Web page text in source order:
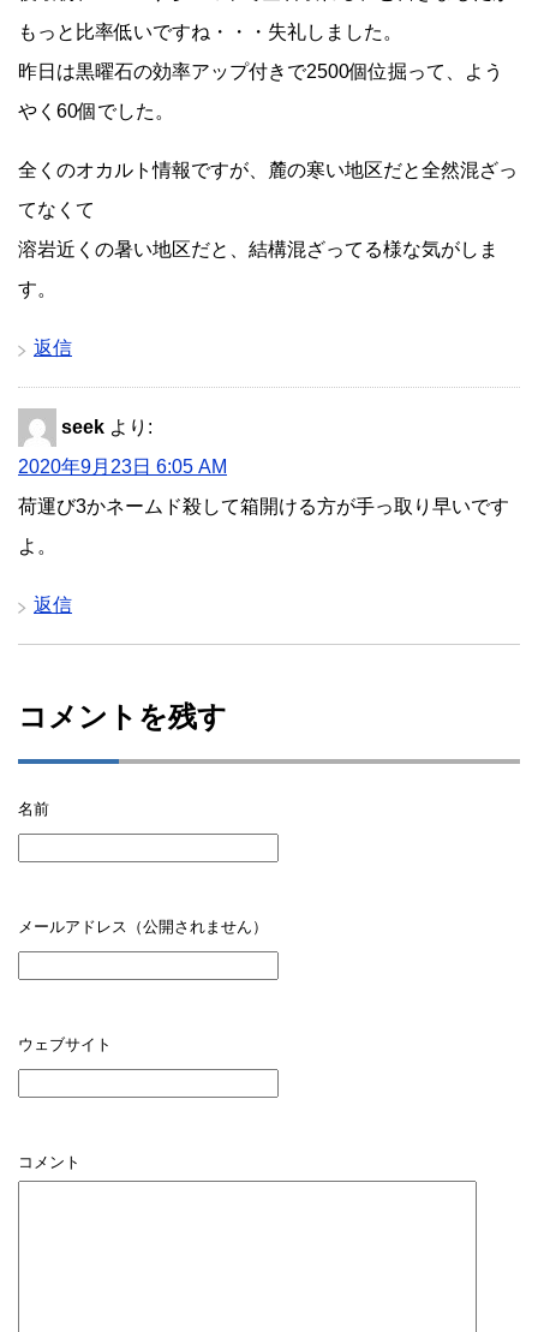
もっと比率低いですね・・・失礼しました。
昨日は黒曜石の効率アップ付きで2500個位掘って、よう
やく60個でした。
全くのオカルト情報ですが、麓の寒い地区だと全然混ざっ
てなくて
溶岩近くの暑い地区だと、結構混ざってる様な気がしま
す。
返信
seek より:
2020年9月23日 6:05 AM
荷運び3かネームド殺して箱開ける方が手っ取り早いです
よ。
返信
コメントを残す
名前
メールアドレス（公開されません）
ウェブサイト
コメント